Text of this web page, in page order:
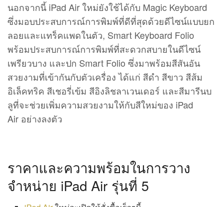
นอกจากนี้ iPad Air ใหม่ยังใช้ได้กับ Magic Keyboard
ซึ่งมอบประสบการณ์การพิมพ์ที่ดีที่สุดด้วยดีไซน์แบบยก
ลอยและแทร็คแพดในตัว, Smart Keyboard Folio
พร้อมประสบการณ์การพิมพ์ที่สะดวกสบายในดีไซน์
เพรียวบาง และปก Smart Folio ซึ่งมาพร้อมสีสันอัน
สวยงามที่เข้ากันกับตัวเครื่อง ได้แก่ สีดำ สีขาว สีส้ม
อิเล็คทริค สีเชอรี่เข้ม สีอิงลิชลาเวนเดอร์ และสีมารีนบ
ลูที่จะช่วยเพิ่มความสวยงามให้กับสีใหม่ของ iPad
Air อย่างลงตัว
ราคาและความพร้อมในการวาง
จำหน่าย iPad Air รุ่นที่ 5